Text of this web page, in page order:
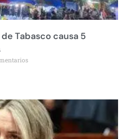
Tabasco causa 5